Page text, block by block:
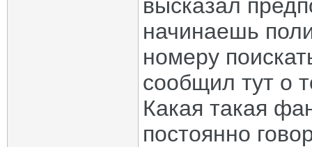
высказал
начинаешь
номеру
сообщил тут о
Какая такая
постоянно